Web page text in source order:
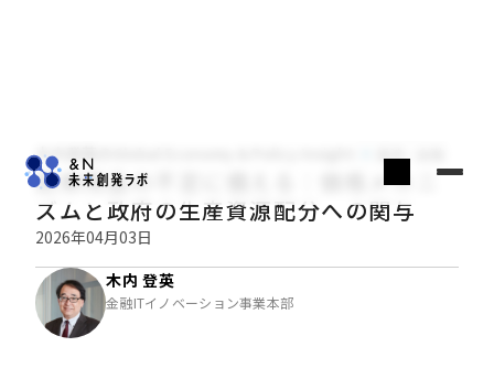
木内登英のGlobal Economy & Policy Insight
医療用品の不足に備える：価格メカニ
ズムと政府の生産資源配分への関与
2026年04月03日
木内 登英
金融ITイノベーション事業本部